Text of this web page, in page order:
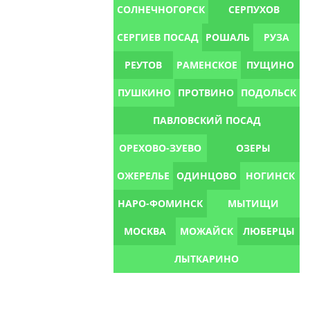
СОЛНЕЧНОГОРСК СЕРПУХОВ
СЕРГИЕВ ПОСАД РОШАЛЬ РУЗА
РЕУТОВ РАМЕНСКОЕ ПУЩИНО
ПУШКИНО ПРОТВИНО ПОДОЛЬСК
ПАВЛОВСКИЙ ПОСАД
ОРЕХОВО-ЗУЕВО ОЗЕРЫ
ОЖЕРЕЛЬЕ ОДИНЦОВО НОГИНСК
НАРО-ФОМИНСК МЫТИЩИ
МОСКВА МОЖАЙСК ЛЮБЕРЦЫ
ЛЫТКАРИНО